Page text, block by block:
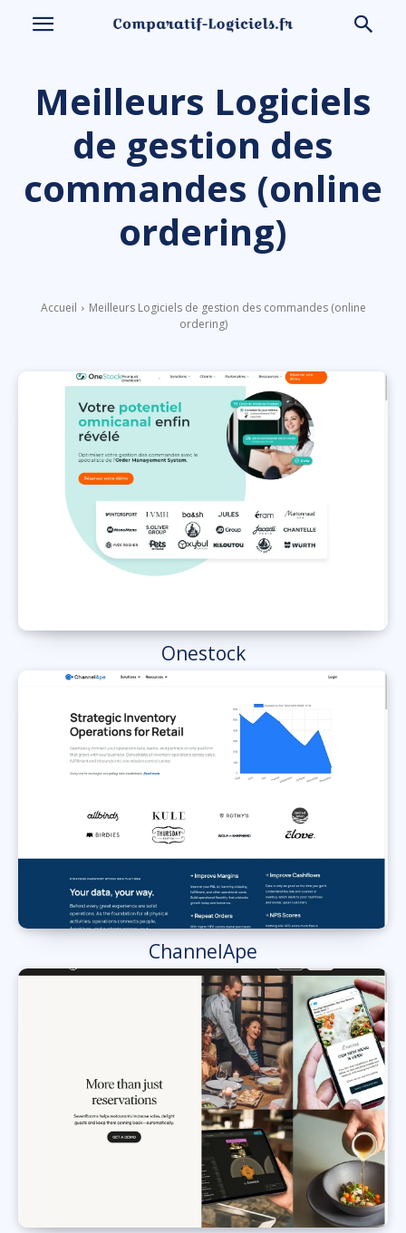
Meilleurs Logiciels
de gestion des
commandes (online
ordering)
Accueil
Meilleurs Logiciels de gestion des commandes (online
ordering)
Onestock
ChannelApe